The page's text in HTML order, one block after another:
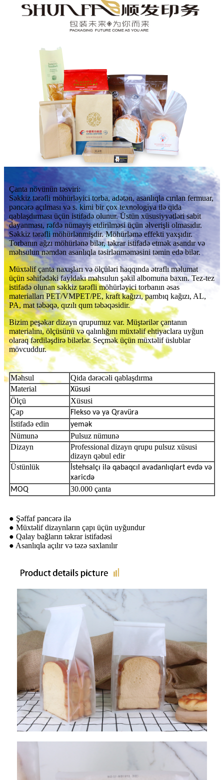
Çanta növünün təsviri:
Səkkiz tərəfli möhürləyici torba, adətən, asanlıqla cırılan fermuar,
pəncərə açılması və s. kimi bir çox texnologiya ilə qida
qablaşdırması üçün istifadə olunur. Üstün xüsusiyyətləri sabit
dayanması, rəfdə nümayiş etdirilməsi üçün əlverişli olmasıdır.
Səkkiz tərəfli möhürlənmişdir. Möhürləmə effekti yaxşıdır.
Torbanın ağzı möhürlənə bilər, təkrar istifadə etmək asandır və
məhsulun nəmdən asanlıqla təsirlənməməsini təmin edə bilər.
Müxtəlif çanta naxışları və ölçüləri haqqında ətraflı məlumat
üçün səhifədəki fayldakı məhsulun şəkil albomuna baxın. Tez-tez
istifadə olunan səkkiz tərəfli möhürləyici torbanın əsas
materialları PET/VMPET/PE, kraft kağızı, pambıq kağızı, AL,
PA, mat təbəqə, qızılı qum təbəqəsidir.
Bizim peşəkar dizayn qrupumuz var. Müştərilər çantanın
materialını, ölçüsünü və qalınlığını müxtəlif ehtiyaclara uyğun
olaraq fərdiləşdirə bilərlər. Seçmək üçün müxtəlif üslublar
mövcuddur.
Məhsul
Qida dərəcəli qablaşdırma
Material
Xüsusi
Ölçü
Xüsusi
Çap
F lekso və ya Qravüra
İstifadə edin yemək
Nümunə
Pulsuz nümunə
Dizayn
Professional dizayn qrupu pulsuz xüsusi
dizayn qəbul edir
Üstünlük
İstehsalçı ilə qabaqcıl avadanlıqlart evdə və
xaricdə
MOQ
30.000 çanta
● Şəffaf pəncərə ilə
● Müxtəlif dizaynların çapı üçün uyğundur
● Qalay bağların təkrar istifadəsi
● Asanlıqla açılır və təzə saxlanılır